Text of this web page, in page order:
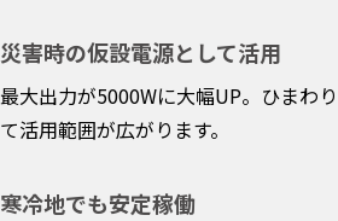
災害時の仮設電源として活用
最大出力が5000Wに大幅UP。ひまわ
て活用範囲が広がります。
寒冷地でも安定稼働